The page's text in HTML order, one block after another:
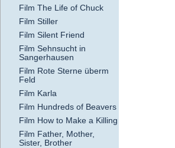
Film The Life of Chuck
Film Stiller
Film Silent Friend
Film Sehnsucht in
Sangerhausen
Film Rote Sterne überm
Feld
Film Karla
Film Hundreds of Beavers
Film How to Make a Killing
Film Father, Mother,
Sister, Brother